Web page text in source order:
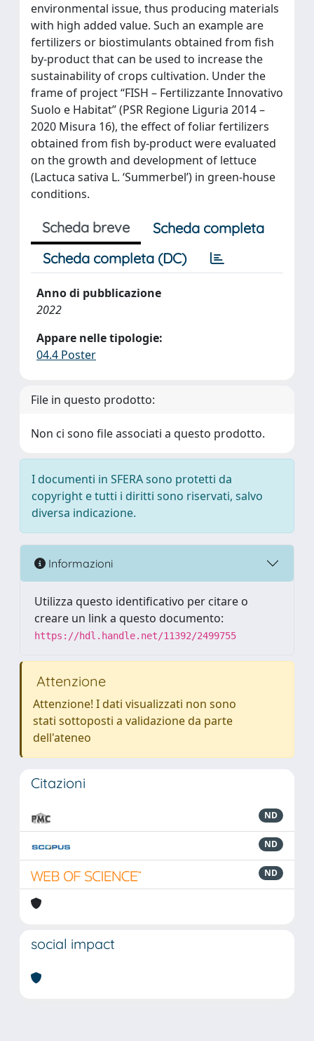
environmental issue, thus producing materials
with high added value. Such an example are
fertilizers or biostimulants obtained from fish
by-product that can be used to increase the
sustainability of crops cultivation. Under the
frame of project “FISH – Fertilizzante Innovativo
Suolo e Habitat” (PSR Regione Liguria 2014 –
2020 Misura 16), the effect of foliar fertilizers
obtained from fish by-product were evaluated
on the growth and development of lettuce
(Lactuca sativa L. ‘Summerbel’) in green-house
conditions.
Scheda breve
Scheda completa
Scheda completa (DC)
Anno di pubblicazione
2022
Appare nelle tipologie:
04.4 Poster
File in questo prodotto:
Non ci sono file associati a questo prodotto.
I documenti in SFERA sono protetti da
copyright e tutti i diritti sono riservati, salvo
diversa indicazione.
Informazioni
Utilizza questo identificativo per citare o
creare un link a questo documento:
https://hdl.handle.net/11392/2499755
Attenzione
Attenzione! I dati visualizzati non sono
stati sottoposti a validazione da parte
dell'ateneo
Citazioni
ND
ND
ND
social impact